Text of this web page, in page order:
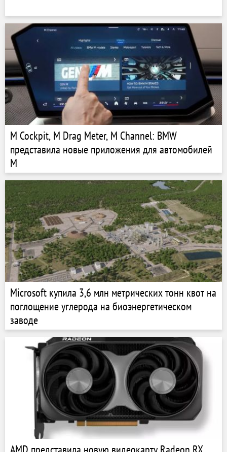
M Cockpit, M Drag Meter, M Channel: BMW
представила новые приложения для автомобилей
M
Microsoft купила 3,6 млн метрических тонн квот на
поглощение углерода на биоэнергетическом
заводе